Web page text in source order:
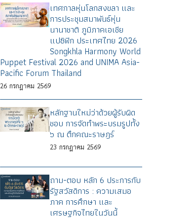
เทศกาลหุ่นโลกสงขลา และ
การประชุมสมาพันธ์หุ่น
นานาชาติ ภูมิภาคเอเชีย
แปซิฟิก ประเทศไทย 2026
Songkhla Harmony World
Puppet Festival 2026 and UNIMA Asia-
Pacific Forum Thailand
26 กรกฎาคม 2569
หลักฐานใหม่ว่าด้วยผู้รับผิด
ชอบ การจัดทำพระบรมรูปทั้ง
๖ ณ ตึกคณะราษฎร์
23 กรกฎาคม 2569
ถาม-ตอบ หลัก 6 ประการกับ
รัฐสวัสดิการ : ความเสมอ
ภาค การศึกษา และ
เศรษฐกิจไทยในวันนี้